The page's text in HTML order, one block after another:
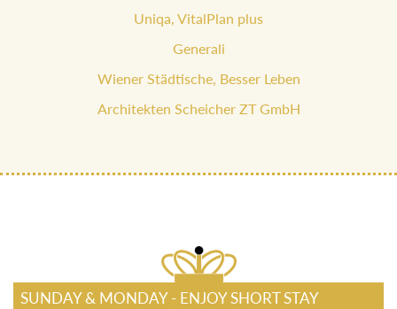
Uniqa, VitalPlan plus
Generali
Wiener Städtische, Besser Leben
Architekten Scheicher ZT GmbH
SUNDAY & MONDAY - ENJOY SHORT STAY